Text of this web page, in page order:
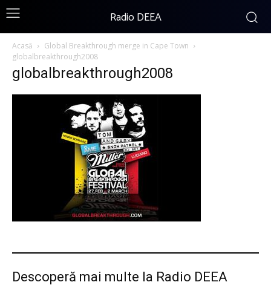
Radio DEEA
Acasă
Global Breakthrough merge in Cape Town
globalbreakthrough2008
globalbreakthrough2008
Descoperă mai multe la Radio DEEA